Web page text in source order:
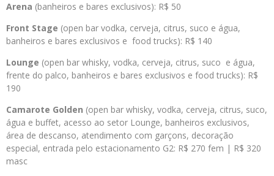
Arena (banheiros e bares exclusivos): R$ 50
Front Stage (open bar vodka, cerveja, citrus, suco e água,
banheiros e bares exclusivos e food trucks): R$ 140
Lounge (open bar whisky, vodka, cerveja, citrus, suco e água,
frente do palco, banheiros e bares exclusivos e food trucks): R$
190
Camarote Golden (open bar whisky, vodka, cerveja, citrus, suco,
água e buffet, acesso ao setor Lounge, banheiros exclusivos,
área de descanso, atendimento com garçons, decoração
especial, entrada pelo estacionamento G2: R$ 270 fem | R$ 320
masc